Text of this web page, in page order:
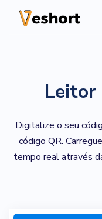
Leitor
Digitalize o seu
código QR.
tempo real através